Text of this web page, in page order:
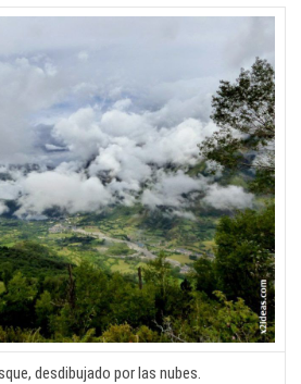
desdibujado por las nubes.